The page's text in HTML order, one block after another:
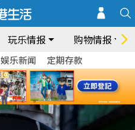
玩乐情报 购物情报
娱乐新闻 定期存款